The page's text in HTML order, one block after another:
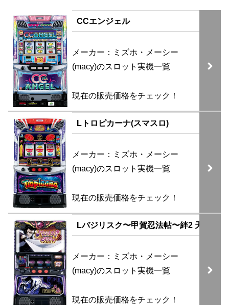
CCエンジェル
メーカー：ミズホ・メーシー
(macy)のスロット実機一覧
現在の販売価格をチェック！
Lトロピカーナ(スマスロ)
メーカー：ミズホ・メーシー
(macy)のスロット実機一覧
現在の販売価格をチェック！
Lバジリスク〜甲賀忍法帖〜絆2 天膳
メーカー：ミズホ・メーシー
(macy)のスロット実機一覧
現在の販売価格をチェック！